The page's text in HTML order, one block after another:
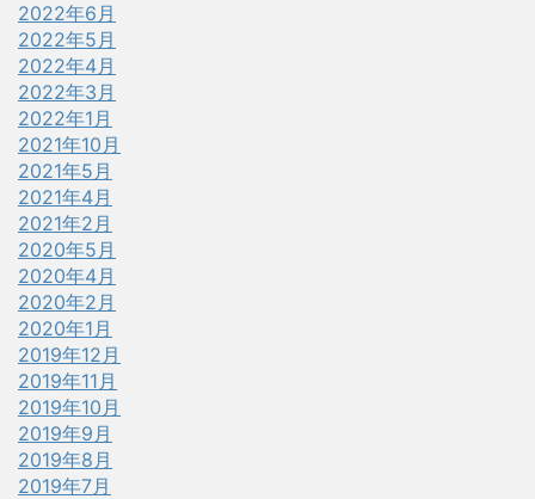
2022年6月
2022年5月
2022年4月
2022年3月
2022年1月
2021年10月
2021年5月
2021年4月
2021年2月
2020年5月
2020年4月
2020年2月
2020年1月
2019年12月
2019年11月
2019年10月
2019年9月
2019年8月
2019年7月